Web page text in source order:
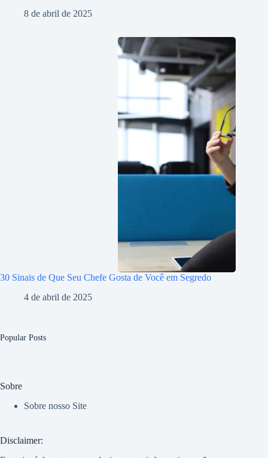
8 de abril de 2025
30 Sinais de Que Seu Chefe Gosta de Você em Segredo
4 de abril de 2025
Popular Posts
Sobre
Sobre nosso Site
Disclaimer: